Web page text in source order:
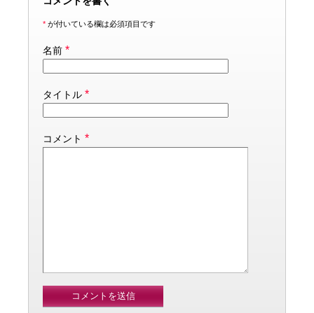
* が付いている欄は必須項目です
名前 *
タイトル *
コメント *